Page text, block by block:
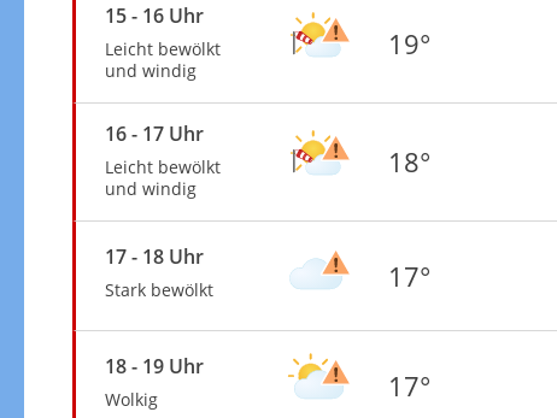
15 - 16 Uhr
Leicht bewölkt
und windig
19°
16 - 17 Uhr
Leicht bewölkt
und windig
18°
17 - 18 Uhr
Stark bewölkt 17°
18 - 19 Uhr
Wolkig 17°